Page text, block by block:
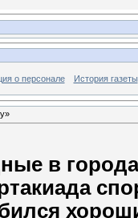
о персонале История газеты
в